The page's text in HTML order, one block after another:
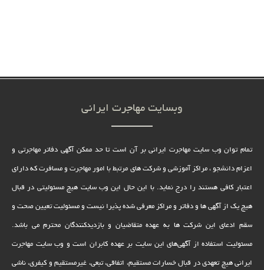
وبسایت مهاجرت ایرانی
تمام توان وب سایت مهاجرت ایرانی بر آن است تا حد ممکن آگهی دفاتر مهاجرتی و
اعزام دانشجو ، مراکز آموزشی و شرکت های مرتبط با امور مهاجرت و مسافرت که دارای
اعتبار کافی هستند را درج نماید. با این حال این وب سایت هیچ مسئولیتی در قبال
هیچ یک از آگهی ها و دفاتر و مراکز معرفی شده پذیرا نیست و مسئولیت تعیین صحت و
سقم ادعای این شرکت ها به عهده متقاضیان و بازدیدکنندگان محترم می باشد.
مسئولیت استفاده از آگهی‌های این سایت بر عهده کابران است و وب سایت مهاجرت
ایرانی هیچ تعهدى در قبال خسارات مستقیم، اتفاقى، تبعى، غیرمستقیم و کیفرى، ناشى